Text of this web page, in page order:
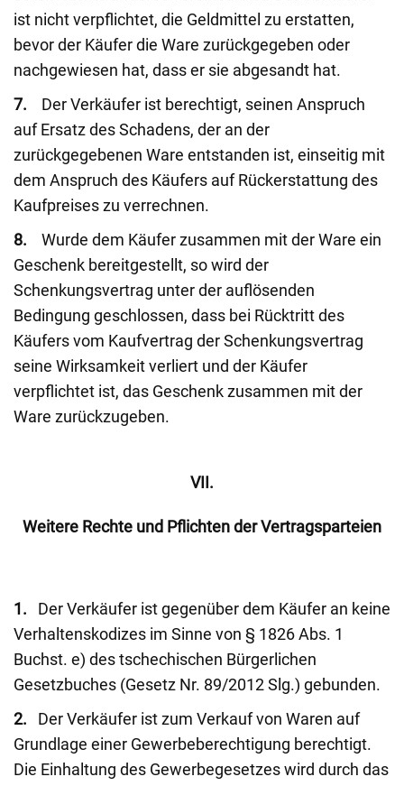
ist nicht verpflichtet, die Geldmittel zu erstatten,
bevor der Käufer die Ware zurückgegeben oder
nachgewiesen hat, dass er sie abgesandt hat.
7. Der Verkäufer ist berechtigt, seinen Anspruch
auf Ersatz des Schadens, der an der
zurückgegebenen Ware entstanden ist, einseitig mit
dem Anspruch des Käufers auf Rückerstattung des
Kaufpreises zu verrechnen.
8. Wurde dem Käufer zusammen mit der Ware ein
Geschenk bereitgestellt, so wird der
Schenkungsvertrag unter der auflösenden
Bedingung geschlossen, dass bei Rücktritt des
Käufers vom Kaufvertrag der Schenkungsvertrag
seine Wirksamkeit verliert und der Käufer
verpflichtet ist, das Geschenk zusammen mit der
Ware zurückzugeben.
VII.
Weitere Rechte und Pflichten der Vertragsparteien
1.
Der Verkäufer ist gegenüber dem Käufer an keine
Verhaltenskodizes im Sinne von § 1826 Abs. 1
Buchst. e) des tschechischen Bürgerlichen
Gesetzbuches (Gesetz Nr. 89/2012 Slg.) gebunden.
2.
Der Verkäufer ist zum Verkauf von Waren auf
Grundlage einer Gewerbeberechtigung berechtigt.
Die Einhaltung des Gewerbegesetzes wird durch das